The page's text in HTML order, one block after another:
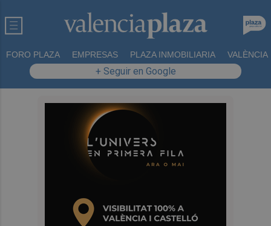
FORO PLAZA EMPRESAS PLAZA INMOBILIARIA VALÈNCIA
+ Seguir en Google